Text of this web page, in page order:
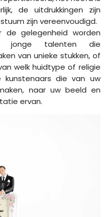
de uitdrukkingen zijn
zijn vereenvoudigd.
de gelegenheid worden
jonge talenten die
van unieke stukken, of
welk huidtype of religie
die van uw
naar uw beeld en
ervan.